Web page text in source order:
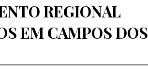
REGIONAL
EM CAMPOS DOS